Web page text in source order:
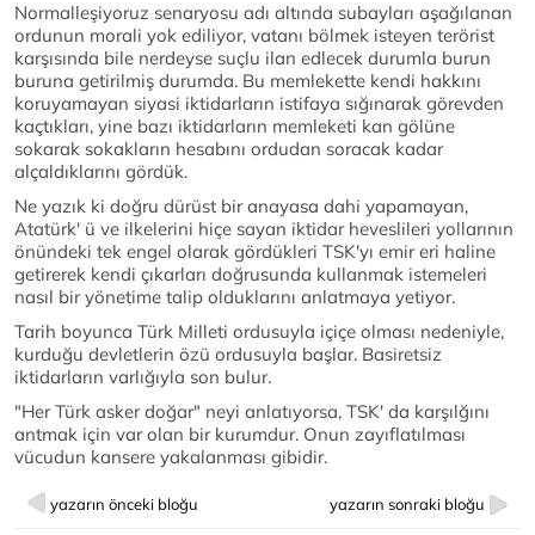
Normalleşiyoruz senaryosu adı altında subayları aşağılanan
ordunun morali yok ediliyor, vatanı bölmek isteyen terörist
karşısında bile nerdeyse suçlu ilan edlecek durumla burun
buruna getirilmiş durumda. Bu memlekette kendi hakkını
koruyamayan siyasi iktidarların istifaya sığınarak görevden
kaçtıkları, yine bazı iktidarların memleketi kan gölüne
sokarak sokakların hesabını ordudan soracak kadar
alçaldıklarını gördük.
Ne yazık ki doğru dürüst bir anayasa dahi yapamayan,
Atatürk' ü ve ilkelerini hiçe sayan iktidar heveslileri yollarının
önündeki tek engel olarak gördükleri TSK'yı emir eri haline
getirerek kendi çıkarları doğrusunda kullanmak istemeleri
nasıl bir yönetime talip olduklarını anlatmaya yetiyor.
Tarih boyunca Türk Milleti ordusuyla içiçe olması nedeniyle,
kurduğu devletlerin özü ordusuyla başlar. Basiretsiz
iktidarların varlığıyla son bulur.
"Her Türk asker doğar" neyi anlatıyorsa, TSK' da karşılğını
antmak için var olan bir kurumdur. Onun zayıflatılması
vücudun kansere yakalanması gibidir.
yazarın önceki bloğu yazarın sonraki bloğu